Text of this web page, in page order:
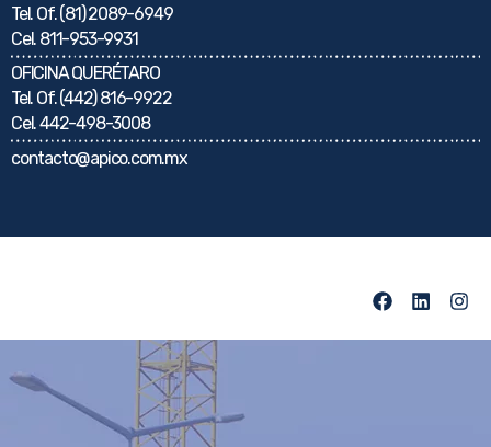
Tel. Of.(81) 2089-6949
Cel. 811-953-9931
OFICINA QUERÉTARO
Tel. Of.(442) 816-9922
Cel.442-498-3008
contacto@apico.com.mx